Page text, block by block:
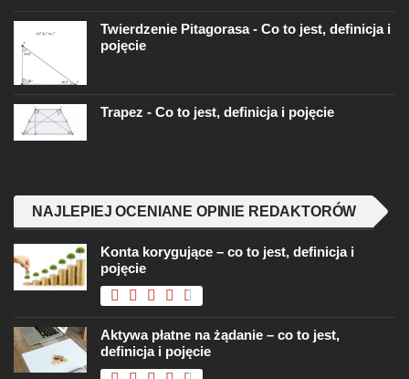
Twierdzenie Pitagorasa - Co to jest, definicja i
pojęcie
Trapez - Co to jest, definicja i pojęcie
NAJLEPIEJ OCENIANE OPINIE REDAKTORÓW
Konta korygujące – co to jest, definicja i
pojęcie
Aktywa płatne na żądanie – co to jest,
definicja i pojęcie